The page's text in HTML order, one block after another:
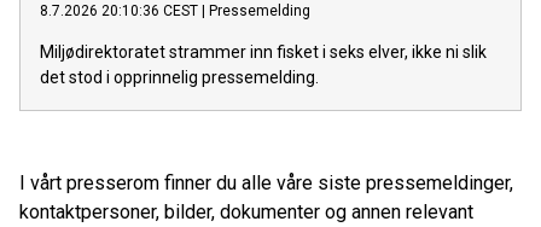
8.7.2026 20:10:36 CEST | Pressemelding
Miljødirektoratet strammer inn fisket i seks elver, ikke ni slik
det stod i opprinnelig pressemelding.
I vårt presserom finner du alle våre siste pressemeldinger,
kontaktpersoner, bilder, dokumenter og annen relevant